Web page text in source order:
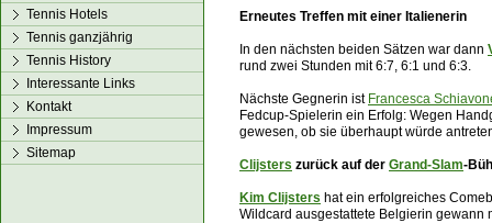
Erneutes Treffen mit einer Italienerin
In den nächsten beiden Sätzen war dann
rund zwei Stunden mit 6:7, 6:1 und 6:3.
Nächste Gegnerin ist Francesca
Fedcup-Spielerin ein Erfolg: Wegen
gewesen, ob sie überhaupt würde
Clijsters zurück auf der Grand-Slam-
Kim Clijsters hat ein erfolgreiches
Wildcard ausgestattete Belgierin gewann
Tennis Hotels
Tennis ganzjährig
Tennis History
Interessante Links
Kontakt
Impressum
Sitemap